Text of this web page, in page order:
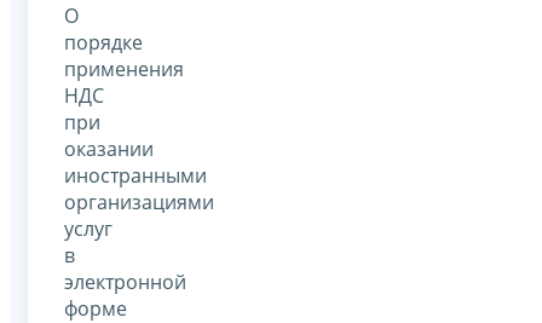
О
порядке
применения
НДС
при
оказании
иностранными
организациями
услуг
в
электронной
форме